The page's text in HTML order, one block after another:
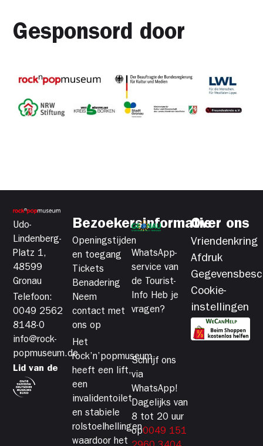
Gesponsord door
Udo-
Lindenberg-
Platz 1,
48599
Gronau
Telefoon:
0049 2562
8148-0
info@rock-
popmuseum.de
Lid van de
Bezoekersinformatie
Openingstijden
en toegang
Tickets
Benadering
Neem
contact met
ons op
Het
rock’n’popmuseum
heeft een lift,
een
invalidentoilet
en stabiele
rolstoelhellingen,
waardoor het
WhatsApp-
service van
de Tourist-
Info Heb je
vragen?
Schrijf ons
via
WhatsApp!
Dagelijks van
8 tot 20 uur
op0049 151
Over ons
Vriendenkring
Afdruk
Cookie-
instellingen